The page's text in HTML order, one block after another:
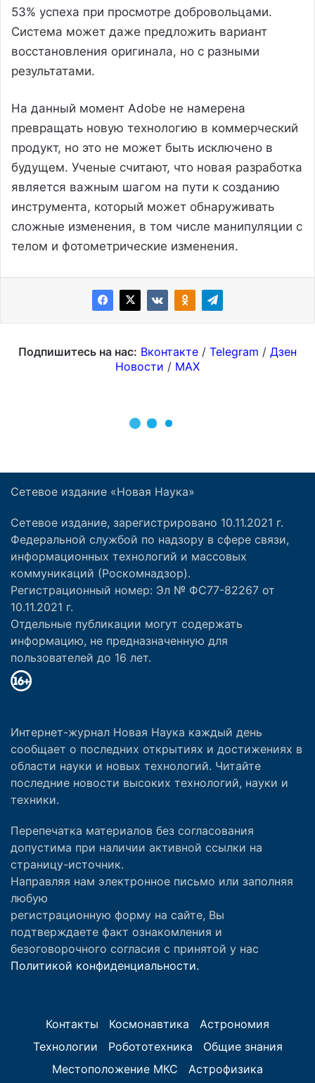
Сетевое издание «Новая Наука»
Сетевое издание, зарегистрировано 10.11.2021 г.
Федеральной службой по надзору в сфере связи,
информационных технологий и массовых
коммуникаций (Роскомнадзор).
Регистрационный номер: Эл № ФС77-82267 от
10.11.2021 г.
Отдельные публикации могут содержать
информацию, не предназначенную для
пользователей до 16 лет.
Интернет-журнал Новая Наука каждый день
сообщает о последних открытиях и достижениях в
области науки и новых технологий. Читайте
последние новости высоких технологий, науки и
техники.
Перепечатка материалов без согласования
допустима при наличии активной ссылки на
страницу-источник.
Направляя нам электронное письмо или заполняя
любую
регистрационную форму на сайте, Вы
подтверждаете факт ознакомления и
безоговорочного согласия с принятой у нас
Политикой конфиденциальности.
Контакты Космонавтика
Астрономия
Технологии
Робототехника
Общие знания
Местоположение МКС
Астрофизика